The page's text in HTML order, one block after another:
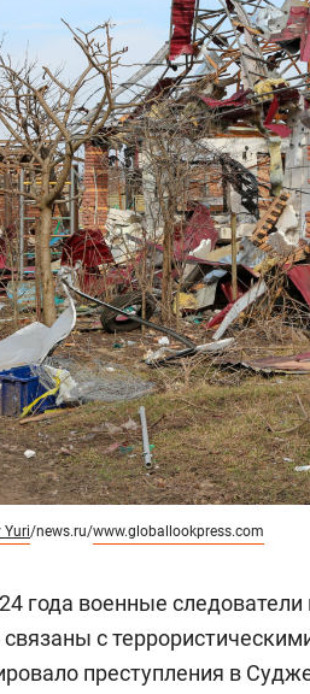
Yuri/news.ru/www.globallookpress.com
года военные
с
преступления в